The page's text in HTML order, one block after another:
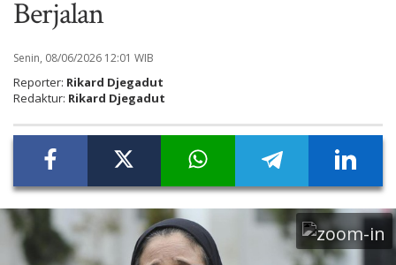
Berjalan
Senin, 08/06/2026 12:01 WIB
Reporter: Rikard Djegadut
Redaktur: Rikard Djegadut